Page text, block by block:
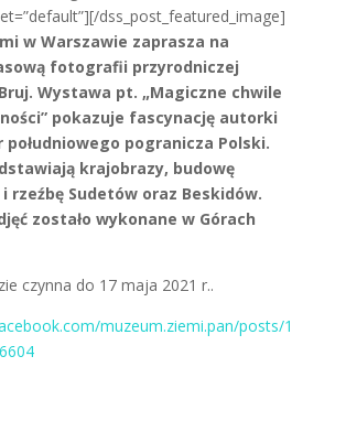
dss_post_featured_image]
w Warszawie zaprasza na
fotografii przyrodniczej
Wystawa pt. „Magiczne chwile
pokazuje fascynację autorki
południowego pogranicza Polski.
krajobrazy, budowę
rzeźbę Sudetów oraz Beskidów.
zostało wykonane w Górach
czynna do 17 maja 2021 r..
muzeum.ziemi.pan/posts/1